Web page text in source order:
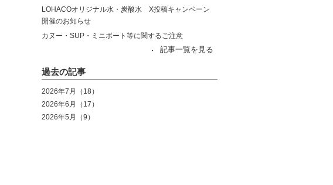
LOHACOオリジナル水・炭酸水 X投稿キャンペーン
開催のお知らせ
カヌー・SUP・ミニボート等に関するご注意
記事一覧を見る
過去の記事
2026年7月
（18）
2026年6月
（17）
2026年5月
（9）